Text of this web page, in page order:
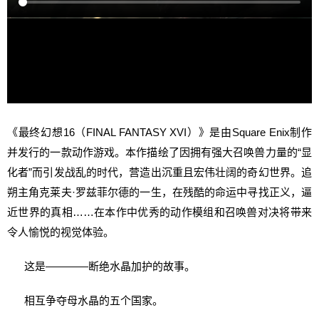
《最终幻想16（FINAL FANTASY XVI）》是由Square Enix制作
并发行的一款动作游戏。本作描绘了因拥有强大召唤兽力量的“显
化者”而引发战乱的时代，营造出沉重且宏伟壮阔的奇幻世界。追
朔主角克莱夫·罗兹菲尔德的一生，在残酷的命运中寻找正义，逼
近世界的真相……在本作中优秀的动作模组和召唤兽对决将带来
令人愉悦的视觉体验。
这是――――断绝水晶加护的故事。
相互争夺母水晶的五个国家。